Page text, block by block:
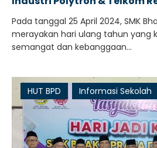
Pada tanggal 25 April 2024, SMK
merayakan hari ulang tahun yang
semangat dan kebanggaan...
HUT BPD Informasi Sekolah